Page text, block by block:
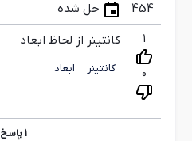
454
حل شده
1
0
کانتینر از لحاظ ابعاد
کانتینر ابعاد
1پاسخ